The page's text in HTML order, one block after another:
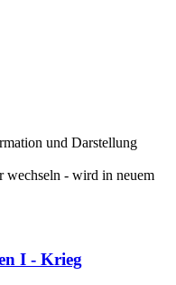
und Darstellung
wechseln - wird in neuem
I - Krieg